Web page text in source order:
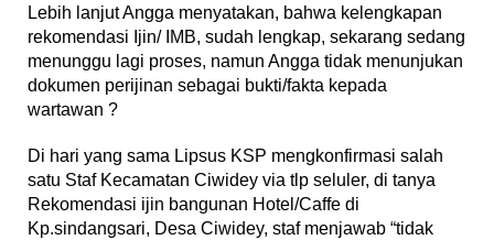
Lebih lanjut Angga menyatakan, bahwa kelengkapan
rekomendasi Ijin/ IMB, sudah lengkap, sekarang sedang
menunggu lagi proses, namun Angga tidak menunjukan
dokumen perijinan sebagai bukti/fakta kepada
wartawan ?
Di hari yang sama Lipsus KSP mengkonfirmasi salah
satu Staf Kecamatan Ciwidey via tlp seluler, di tanya
Rekomendasi ijin bangunan Hotel/Caffe di
Kp.sindangsari, Desa Ciwidey, staf menjawab “tidak